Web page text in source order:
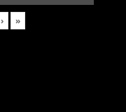
› »